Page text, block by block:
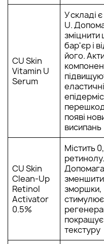
CU Skin
Vitamin U
Serum
У складі є
U.
зміцнити
бар'єр і
його.
появі
висипань
CU Skin
Clean-Up
Retinol
Activator
0.5%
Містить
ретинолу.
зменшити
зморшки,
покращує
текстуру